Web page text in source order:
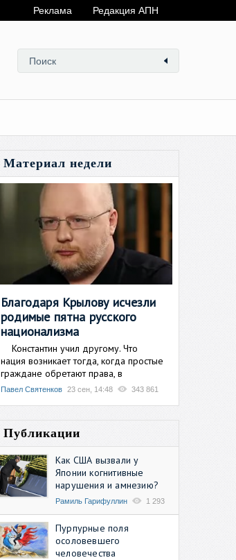
Реклама Редакция АПН
Материал недели
Благодаря Крылову исчезли
родимые пятна русского
национализма
Константин учил другому. Что
нация возникает тогда, когда простые
граждане обретают права, в
Павел Святенков 23 сен, 14:48 343 861
Публикации
Как США вызвали у
Японии когнитивные
нарушения и амнезию?
Рамиль Гарифуллин 1 293
Пурпурные поля
осоловевшего
человечества